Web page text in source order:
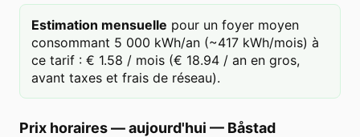
Estimation mensuelle pour un foyer moyen
consommant 5 000 kWh/an (~417 kWh/mois) à
ce tarif : € 1.58 / mois (€ 18.94 / an en gros,
avant taxes et frais de réseau).
Prix horaires — aujourd'hui — Båstad